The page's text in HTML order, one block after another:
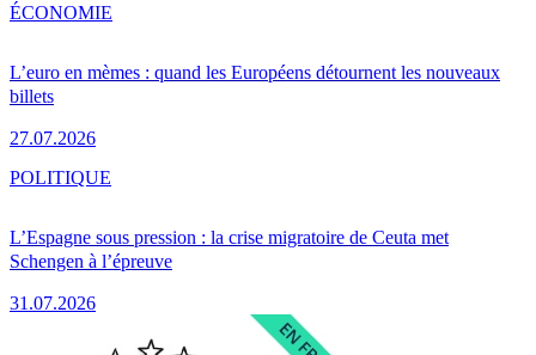
L’euro en mèmes : quand les Européens détournent les nouveaux
billets
27.07.2026
ÉCONOMIE
L’Espagne sous pression : la crise migratoire de Ceuta met
Schengen à l’épreuve
31.07.2026
POLITIQUE